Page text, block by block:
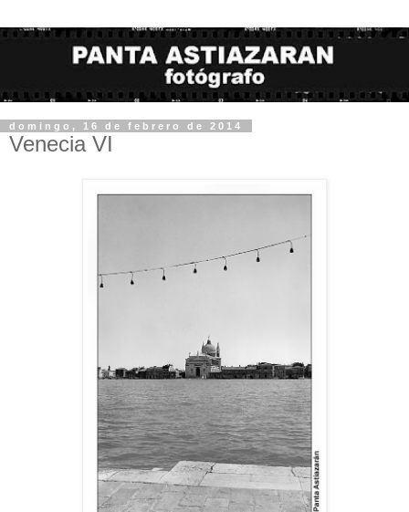
domingo, 16 de febrero de 2014
Venecia VI